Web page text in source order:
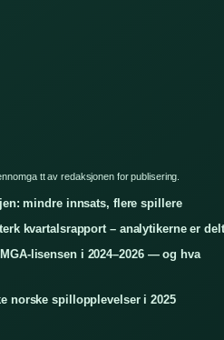
tt av redaksjonen for publisering.
mindre innsats, flere spillere
kvartalsrapport – analytikerne er delt
lisensen i 2024–2026 — og hva
norske spillopplevelser i 2025